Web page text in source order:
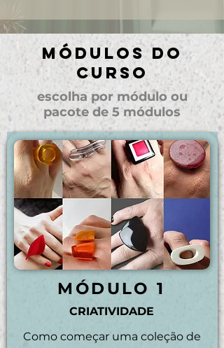
MÓDULOS DO
CURSO
escolha por módulo ou
pacote de 5 módulos
MÓDULO 1
CRIATIVIDADE
Como começar uma coleção de